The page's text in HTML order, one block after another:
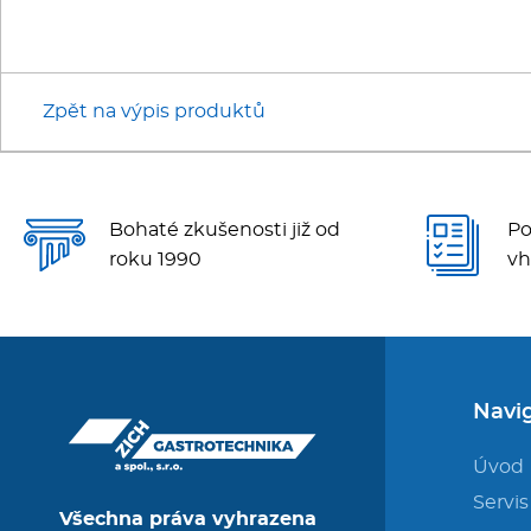
Zpět na výpis produktů
Bohaté zkušenosti již od
roku 1990
Všechna práva vyhrazena
Úvod
Servis